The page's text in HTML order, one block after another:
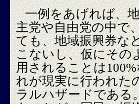
一例をあげれば、
主党や自由党の中で
ても、地域振興券な
こないし、仮にその
用されることは
れが現実に行われた
ラルハザードである